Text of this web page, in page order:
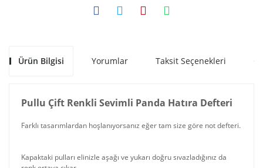
Ürün Bilgisi Yorumlar Taksit Seçenekleri
Pullu Çift Renkli Sevimli Panda Hatıra Defteri
Farklı tasarımlardan hoşlanıyorsanız eğer tam size göre not defteri.
Kapaktaki pulları elinizle aşağı ve yukarı doğru sıvazladığınız da